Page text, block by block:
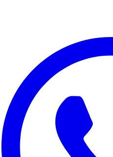
Wir verwenden Cookies, um Ihre
Website-Traffic zu analysieren
können wählen, welche Cookies
Alle ablehnen Anpassen